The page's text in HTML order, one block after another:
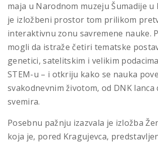
maja u Narodnom muzeju Šumadije u
je izložbeni prostor tom prilikom
interaktivnu zonu savremene nauke.
mogli da istraže četiri tematske
genetici, satelitskim i velikim
STEM-u – i otkriju kako se nauka
svakodnevnim životom, od DNK lanca
svemira.
Posebnu pažnju izazvala je izložba
koja je, pored Kragujevca,